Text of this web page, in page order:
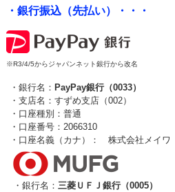
・銀行振込（先払い）・・・
※R3/4/5からジャパンネット銀行から改名
・銀行名： PayPay銀行（0033）
・支店名：すずめ支店（002）
・口座種別：普通
・口座番号：2066310
・口座名義（カナ）： 株式会社メイワ
・銀行名： 三菱ＵＦＪ銀行（0005）